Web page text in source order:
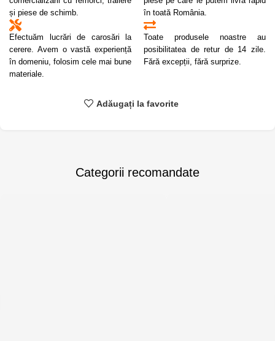
și piese de schimb.
Efectuăm lucrări de carosări la
cerere. Avem o vastă experiență
în domeniu, folosim cele mai bune
materiale.
în toată România.
Toate produsele noastre au
posibilitatea de retur de 14 zile.
Fără excepții, fără surprize.
Adăugați la favorite
Categorii recomandate